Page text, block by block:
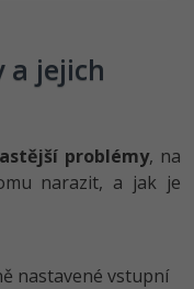
a jejich
problémy, na
narazit, a jak je
nastavené vstupní